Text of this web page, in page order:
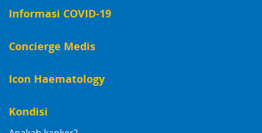
Informasi COVID-19
Concierge Medis
Icon Haematology
Kondisi